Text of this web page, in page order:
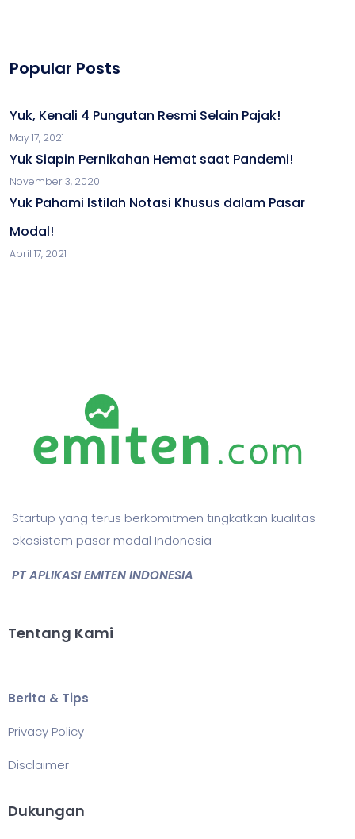
Popular Posts
Yuk, Kenali 4 Pungutan Resmi Selain Pajak!
May 17, 2021
Yuk Siapin Pernikahan Hemat saat Pandemi!
November 3, 2020
Yuk Pahami Istilah Notasi Khusus dalam Pasar
Modal!
April 17, 2021
Startup yang terus berkomitmen tingkatkan kualitas
ekosistem pasar modal Indonesia
PT APLIKASI EMITEN INDONESIA
Tentang Kami
Berita & Tips
Privacy Policy
Disclaimer
Dukungan